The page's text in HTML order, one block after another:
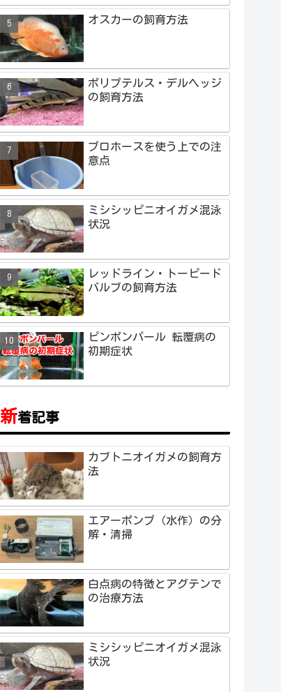
オスカーの飼育方法
ポリプテルス・デルヘッジ
の飼育方法
プロホースを使う上での注
意点
ミシシッピニオイガメ混泳
状況
レッドライン・トーピード
バルブの飼育方法
ピンポンパール 転覆病の
初期症状
新着記事
カブトニオイガメの飼育方
法
エアーポンプ（水作）の分
解・清掃
白点病の特徴とアグテンで
の治療方法
ミシシッピニオイガメ混泳
状況